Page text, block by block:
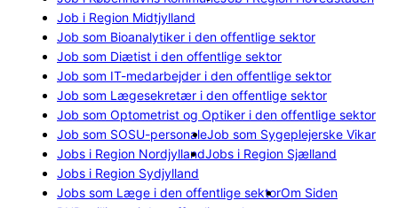
Job i Region Midtjylland
Job som Bioanalytiker i den offentlige sektor
Job som Diætist i den offentlige sektor
Job som IT-medarbejder i den offentlige sektor
Job som Lægesekretær i den offentlige sektor
Job som Optometrist og Optiker i den offentlige sektor
Job som SOSU-personaleJob som Sygeplejerske Vikar
Jobs i Region NordjyllandJobs i Region Sjælland
Jobs i Region Sydjylland
Jobs som Læge i den offentlige sektorOm Siden